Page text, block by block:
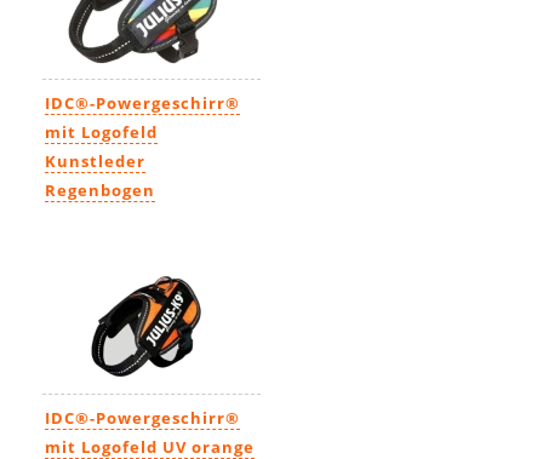
IDC®-Powergeschirr®
mit Logofeld
Kunstleder
Regenbogen
IDC®-Powergeschirr®
mit Logofeld UV orange